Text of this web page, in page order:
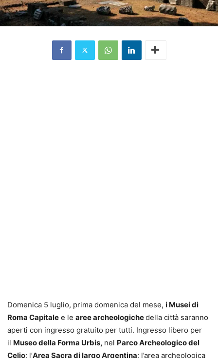
Domenica 5 luglio, prima domenica del mese, i Musei di
Roma Capitale e le aree archeologichedella città saranno
aperti con ingresso gratuito per tutti. Ingresso libero per
il Museo della Forma Urbis, nel Parco Archeologico del
Celio; l’Area Sacra di largo Argentina; l’area archeologica